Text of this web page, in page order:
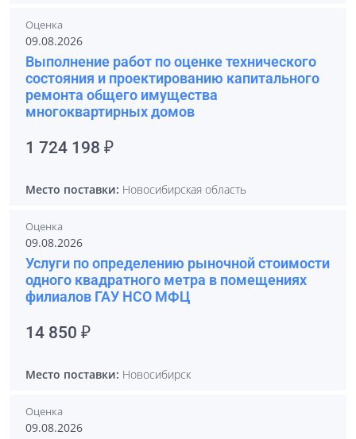
Оценка
09.08.2026
Выполнение работ по оценке технического
состояния и проектированию капитального
ремонта общего имущества
многоквартирных домов
1 724 198 ₽
Место поставки: Новосибирская область
Оценка
09.08.2026
Услуги по определению рыночной стоимости
одного квадратного метра в помещениях
филиалов ГАУ НСО МФЦ
14 850 ₽
Место поставки: Новосибирск
Оценка
09.08.2026